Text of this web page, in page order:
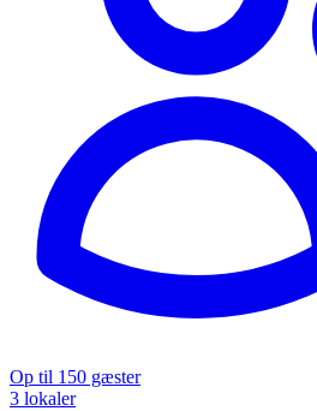
Op til 150 gæster
3 lokaler